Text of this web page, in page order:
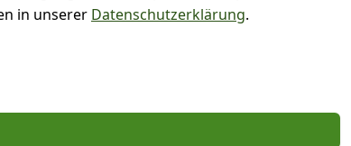
in unserer Datenschutzerklärung.